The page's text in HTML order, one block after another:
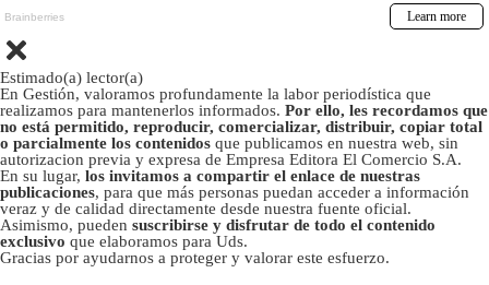
Estimado(a) lector(a)
En Gestión, valoramos profundamente la labor periodística que
realizamos para mantenerlos informados. Por ello, les recordamos que
no está permitido, reproducir, comercializar, distribuir, copiar total
o parcialmente los contenidos que publicamos en nuestra web, sin
autorizacion previa y expresa de Empresa Editora El Comercio S.A.
En su lugar, los invitamos a compartir el enlace de nuestras
publicaciones, para que más personas puedan acceder a información
veraz y de calidad directamente desde nuestra fuente oficial.
Asimismo, pueden suscribirse y disfrutar de todo el contenido
exclusivo que elaboramos para Uds.
Gracias por ayudarnos a proteger y valorar este esfuerzo.